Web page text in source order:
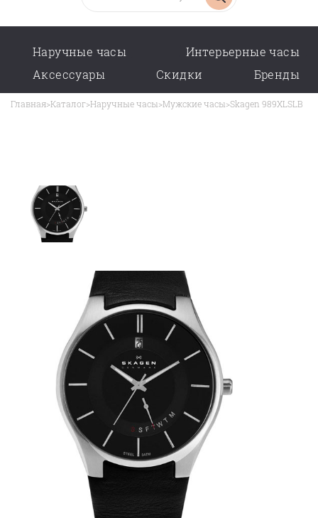
Наручные часы
Интерьерные часы
Аксессуары
Скидки Бренды
Главная>Каталог>Наручные часы>Мужские часы>Skagen 989XLSLB